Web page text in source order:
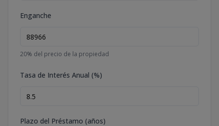
Enganche
20% del precio de la propiedad
Tasa de Interés Anual (%)
Plazo del Préstamo (años)